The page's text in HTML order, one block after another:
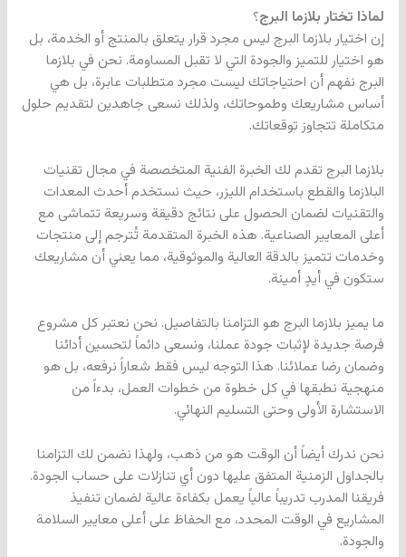
لماذا تختار بلازما البرج؟
إن اختيار بلازما البرج ليس مجرد قرار يتعلق بالمنتج أو الخدمة، بل
هو اختيار للتميز والجودة التي لا تقبل المساومة. نحن في بلازما
البرج نفهم أن احتياجاتك ليست مجرد متطلبات عابرة، بل هي
أساس مشاريعك وطموحاتك، ولذلك نسعى جاهدين لتقديم حلول
متكاملة تتجاوز توقعاتك.
بلازما البرج تقدم لك الخبرة الفنية المتخصصة في مجال تقنيات
البلازما والقطع باستخدام الليزر، حيث نستخدم أحدث المعدات
والتقنيات لضمان الحصول على نتائج دقيقة وسريعة تتماشى مع
أعلى المعايير الصناعية. هذه الخبرة المتقدمة تُترجم إلى منتجات
وخدمات تتميز بالدقة العالية والموثوقية، مما يعني أن مشاريعك
ستكون في أيدٍ أمينة.
ما يميز بلازما البرج هو التزامنا بالتفاصيل. نحن نعتبر كل مشروع
فرصة جديدة لإثبات جودة عملنا، ونسعى دائماً لتحسين أدائنا
وضمان رضا عملائنا. هذا التوجه ليس فقط شعاراً نرفعه، بل هو
منهجية نطبقها في كل خطوة من خطوات العمل، بدءاً من
الاستشارة الأولى وحتى التسليم النهائي.
نحن ندرك أيضاً أن الوقت هو من ذهب، ولهذا نضمن لك التزامنا
بالجداول الزمنية المتفق عليها دون أي تنازلات على حساب الجودة.
فريقنا المدرب تدريباً عالياً يعمل بكفاءة عالية لضمان تنفيذ
المشاريع في الوقت المحدد، مع الحفاظ على أعلى معايير السلامة
والجودة.